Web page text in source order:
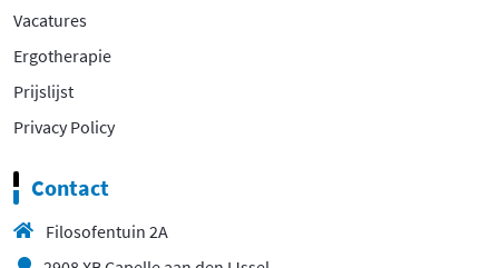
Vacatures
Ergotherapie
Prijslijst
Privacy Policy
Contact
Filosofentuin 2A